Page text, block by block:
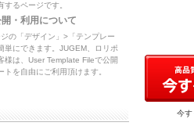
するページです。
・利用について
の「デザイン」>「テンプレー
単にできます。JUGEM、ロリポ
様は、User Template Fileで公開
トを自由にご利用頂けます。
今す